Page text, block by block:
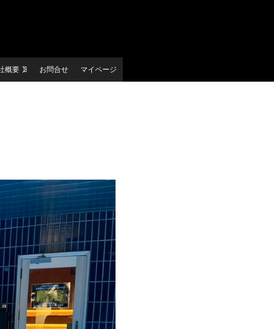
概要 お問合せ マイページ